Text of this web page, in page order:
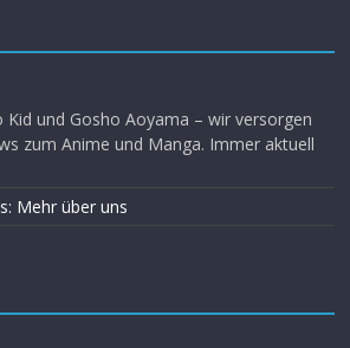
Kid und Gosho Aoyama – wir versorgen
zum Anime und Manga. Immer aktuell
Mehr über uns